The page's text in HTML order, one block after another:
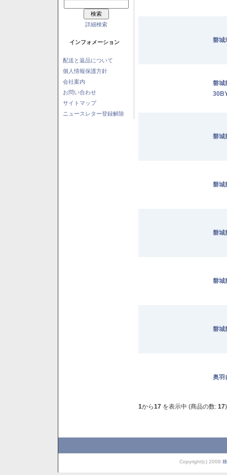
詳細検索
インフォメーション
配送と返品について
個人情報保護方針
会社案内
お問い合わせ
サイトマップ
ニュースレター登録解除
磐
磐
磐
磐
磐
磐
磐
奥
1から17 を表示中 (商品の数: 17)
Copyright(c) 2008